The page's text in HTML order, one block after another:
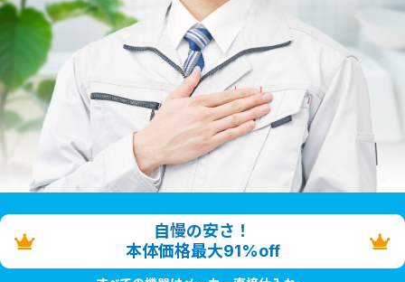
自慢の安さ！
本体価格最大91%off